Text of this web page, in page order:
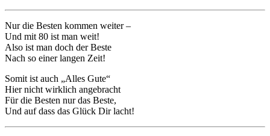
Nur die Besten kommen weiter –
Und mit 80 ist man weit!
Also ist man doch der Beste
Nach so einer langen Zeit!
Somit ist auch „Alles Gute“
Hier nicht wirklich angebracht
Für die Besten nur das Beste,
Und auf dass das Glück Dir lacht!